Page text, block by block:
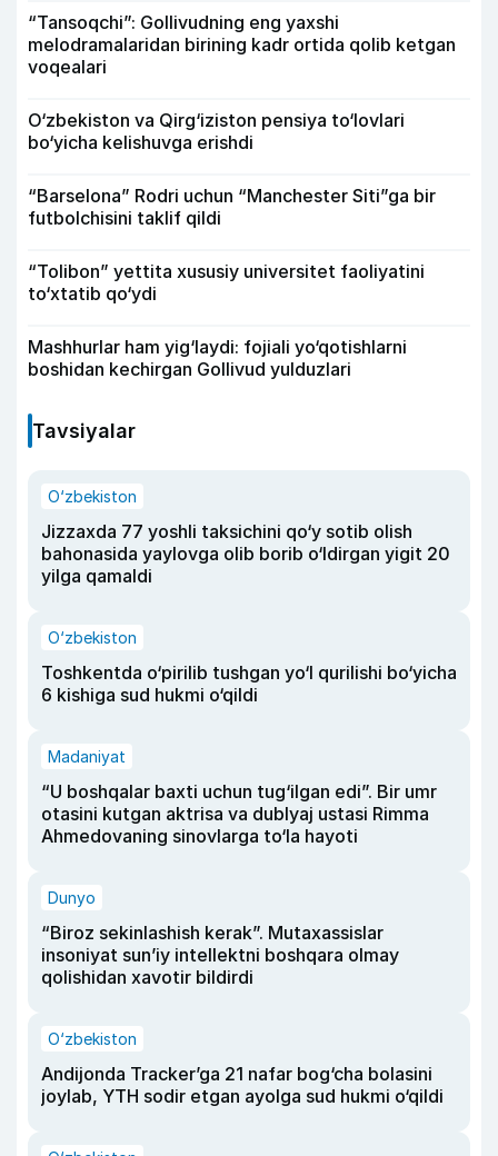
“Tansoqchi”: Gollivudning eng yaxshi
melodramalaridan birining kadr ortida qolib ketgan
voqealari
O‘zbekiston va Qirg‘iziston pensiya to‘lovlari
bo‘yicha kelishuvga erishdi
“Barselona” Rodri uchun “Manchester Siti”ga bir
futbolchisini taklif qildi
“Tolibon” yettita xususiy universitet faoliyatini
to‘xtatib qo‘ydi
Mashhurlar ham yig‘laydi: fojiali yo‘qotishlarni
boshidan kechirgan Gollivud yulduzlari
Tavsiyalar
O‘zbekiston
Jizzaxda 77 yoshli taksichini qo‘y sotib olish
bahonasida yaylovga olib borib o‘ldirgan yigit 20
yilga qamaldi
O‘zbekiston
Toshkentda o‘pirilib tushgan yo‘l qurilishi bo‘yicha
6 kishiga sud hukmi o‘qildi
Madaniyat
“U boshqalar baxti uchun tug‘ilgan edi”. Bir umr
otasini kutgan aktrisa va dublyaj ustasi Rimma
Ahmedovaning sinovlarga to‘la hayoti
Dunyo
“Biroz sekinlashish kerak”. Mutaxassislar
insoniyat sun’iy intellektni boshqara olmay
qolishidan xavotir bildirdi
O‘zbekiston
Andijonda Tracker’ga 21 nafar bog‘cha bolasini
joylab, YTH sodir etgan ayolga sud hukmi o‘qildi